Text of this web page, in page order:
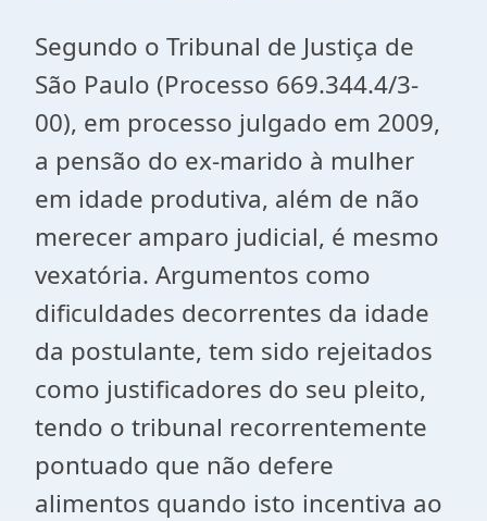
Segundo o Tribunal de Justiça de
São Paulo (Processo 669.344.4/3-
00), em processo julgado em 2009,
a pensão do ex-marido à mulher
em idade produtiva, além de não
merecer amparo judicial, é mesmo
vexatória. Argumentos como
dificuldades decorrentes da idade
da postulante, tem sido rejeitados
como justificadores do seu pleito,
tendo o tribunal recorrentemente
pontuado que não defere
alimentos quando isto incentiva ao